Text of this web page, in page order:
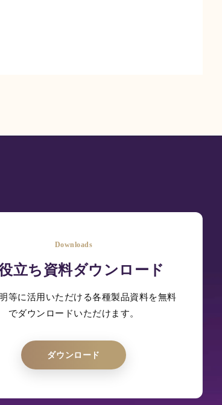
Downloads
立ち資料ダウンロード
等に活用いただける各種製品資料を無料
でダウンロードいただけます。
ダウンロード